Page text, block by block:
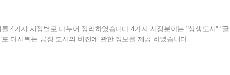
4가지 시정별로 나누어 정리하였습니다.4가지 시정분야는 "상생도시" "
다시뛰는 공정 도시의 비전에 관한 정보를 제공 하였습니다.